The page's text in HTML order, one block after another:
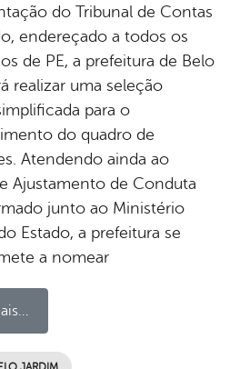
do Tribunal de Contas
endereçado a todos os
de PE, a prefeitura de Belo
realizar uma seleção
para o
do quadro de
Atendendo ainda ao
Ajustamento de Conduta
junto ao Ministério
Estado, a prefeitura se
a nomear